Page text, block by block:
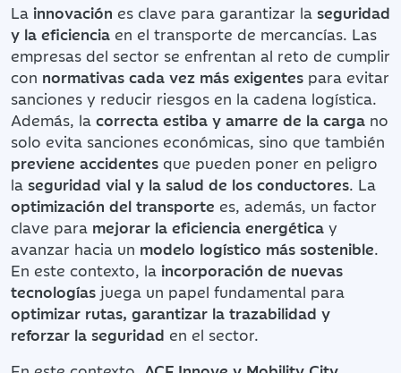
La innovación es clave para garantizar la seguridad
y la eficiencia en el transporte de mercancías. Las
empresas del sector se enfrentan al reto de cumplir
con normativas cada vez más exigentes para evitar
sanciones y reducir riesgos en la cadena logística.
Además, la correcta estiba y amarre de la carga no
solo evita sanciones económicas, sino que también
previene accidentes que pueden poner en peligro
la seguridad vial y la salud de los conductores. La
optimización del transporte es, además, un factor
clave para mejorar la eficiencia energética y
avanzar hacia un modelo logístico más sostenible.
En este contexto, la incorporación de nuevas
tecnologías juega un papel fundamental para
optimizar rutas, garantizar la trazabilidad y
reforzar la seguridad en el sector.